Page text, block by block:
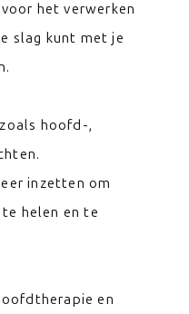
het verwerken
slag kunt met je
hoofd-,
inzetten om
helen en te
en